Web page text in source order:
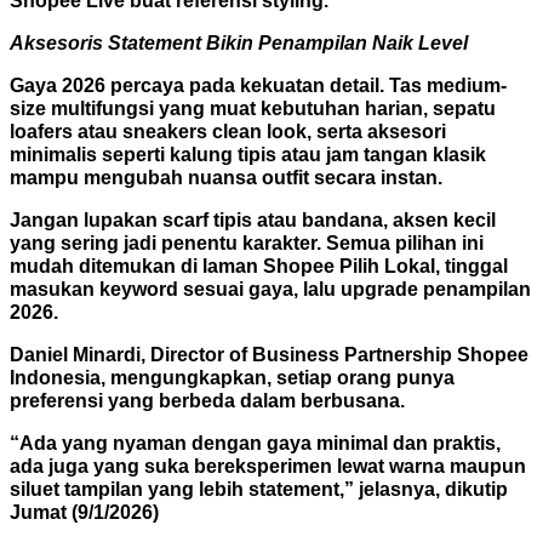
Aksesoris Statement Bikin Penampilan Naik Level
Gaya 2026 percaya pada kekuatan detail. Tas medium-
size multifungsi yang muat kebutuhan harian, sepatu
loafers atau sneakers clean look, serta aksesori
minimalis seperti kalung tipis atau jam tangan klasik
mampu mengubah nuansa outfit secara instan.
Jangan lupakan scarf tipis atau bandana, aksen kecil
yang sering jadi penentu karakter. Semua pilihan ini
mudah ditemukan di laman Shopee Pilih Lokal, tinggal
masukan keyword sesuai gaya, lalu upgrade penampilan
2026.
Daniel Minardi, Director of Business Partnership Shopee
Indonesia, mengungkapkan, setiap orang punya
preferensi yang berbeda dalam berbusana.
“Ada yang nyaman dengan gaya minimal dan praktis,
ada juga yang suka bereksperimen lewat warna maupun
siluet tampilan yang lebih statement,” jelasnya, dikutip
Jumat (9/1/2026)